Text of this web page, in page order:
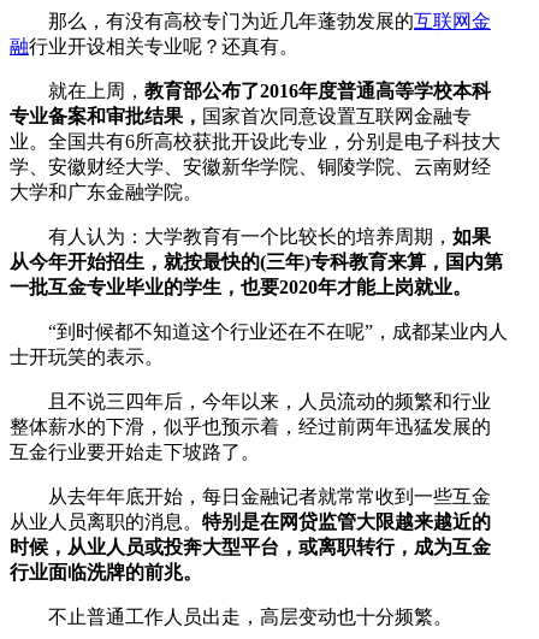
那么，有没有高校专门为近几年蓬勃发展的互联网金
融行业开设相关专业呢？还真有。
就在上周， 教育部公布了2016年度普通高等学校本科
专业备案和审批结果， 国家首次同意设置互联网金融专
业。全国共有6所高校获批开设此专业，分别是电子科技大
学、安徽财经大学、安徽新华学院、铜陵学院、云南财经
大学和广东金融学院。
有人认为：大学教育有一个比较长的培养周期， 如果
从今年开始招生，就按最快的(三年)专科教育来算，国内第
一批互金专业毕业的学生，也要2020年才能上岗就业。
“到时候都不知道这个行业还在不在呢”，成都某业内人
士开玩笑的表示。
且不说三四年后，今年以来，人员流动的频繁和行业
整体薪水的下滑，似乎也预示着，经过前两年迅猛发展的
互金行业要开始走下坡路了。
从去年年底开始，每日金融记者就常常收到一些互金
从业人员离职的消息。 特别是在网贷监管大限越来越近的
时候，从业人员或投奔大型平台，或离职转行，成为互金
行业面临洗牌的前兆。
不止普通工作人员出走，高层变动也十分频繁。